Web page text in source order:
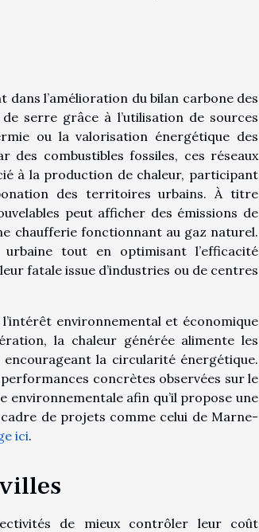
l’amélioration du bilan carbone des
serre grâce à l’utilisation de sources
ou la valorisation énergétique des
combustibles fossiles, ces réseaux
à la production de chaleur, participant
des territoires urbains. À titre
peut afficher des émissions de
chaufferie fonctionnant au gaz naturel.
tout en optimisant l’efficacité
fatale issue d’industries ou de centres
environnemental et économique
la chaleur générée alimente les
la circularité énergétique.
concrètes observées sur le
afin qu’il propose une
de projets comme celui de Marne-
ici.
de mieux contrôler leur coût